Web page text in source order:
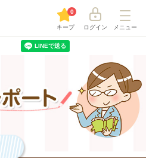
キープ
0
ログイン メニュー